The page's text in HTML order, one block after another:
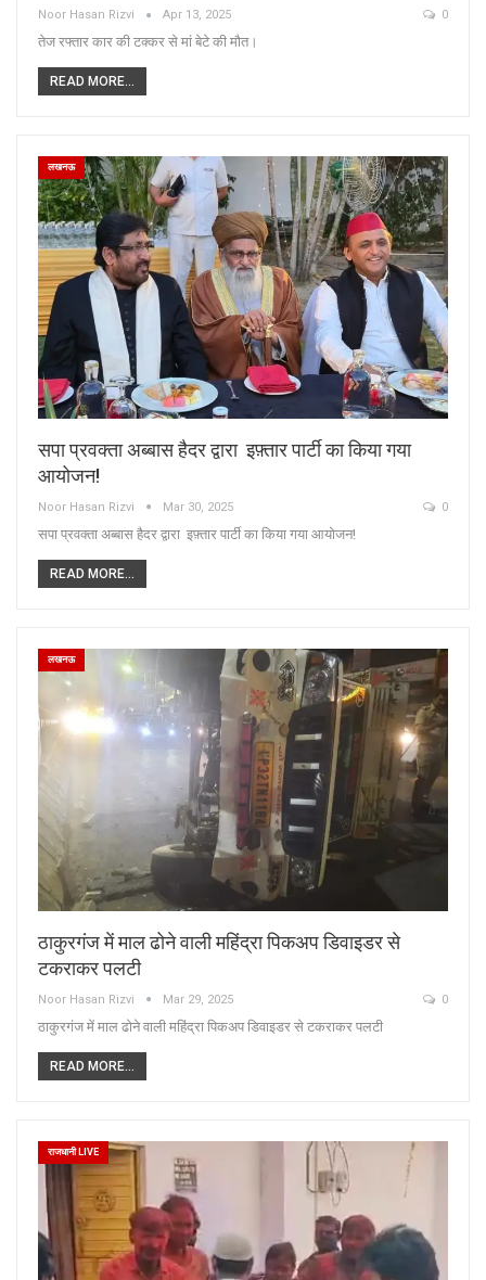
Noor Hasan Rizvi Apr 13, 2025 0
तेज रफ्तार कार की टक्कर से मां बेटे की मौत।
READ MORE...
लखनऊ
सपा प्रवक्ता अब्बास हैदर द्वारा इफ़्तार पार्टी का किया गया
आयोजन!
Noor Hasan Rizvi Mar 30, 2025 0
सपा प्रवक्ता अब्बास हैदर द्वारा इफ़्तार पार्टी का किया गया आयोजन!
READ MORE...
लखनऊ
ठाकुरगंज में माल ढोने वाली महिंद्रा पिकअप डिवाइडर से
टकराकर पलटी
Noor Hasan Rizvi Mar 29, 2025 0
ठाकुरगंज में माल ढोने वाली महिंद्रा पिकअप डिवाइडर से टकराकर पलटी
READ MORE...
राजधानी LIVE